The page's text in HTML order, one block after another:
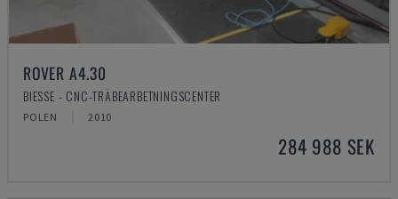
ROVER A4.30
BIESSE - CNC-TRÄBEARBETNINGSCENTER
POLEN 2010
284 988 SEK